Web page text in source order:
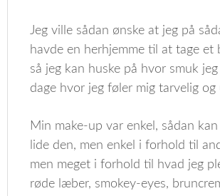
Jeg ville sådan ønske at jeg på
havde en herhjemme til at tage et
så jeg kan huske på hvor smuk
dage hvor jeg føler mig tarvelig og
Min make-up var enkel, sådan
lide den, men enkel i forhold til
men meget i forhold til hvad jeg
røde læber, smokey-eyes,